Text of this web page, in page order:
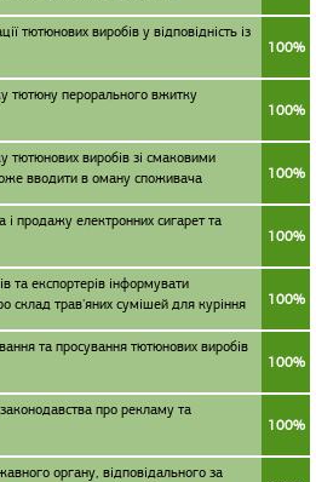
тютюнових виробів у відповідність із
100%
тютюну перорального вжитку
100%
тютюнових виробів зі смаковими
вводити в оману споживача
100%
продажу електронних сигарет та
100%
та експортерів інформувати
склад трав'яних сумішей для куріння
100%
та просування тютюнових виробів
100%
про рекламу та
100%
органу, відповідального за